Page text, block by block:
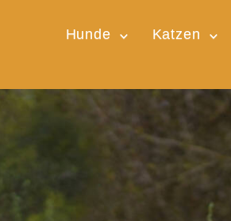
Hunde Katzen